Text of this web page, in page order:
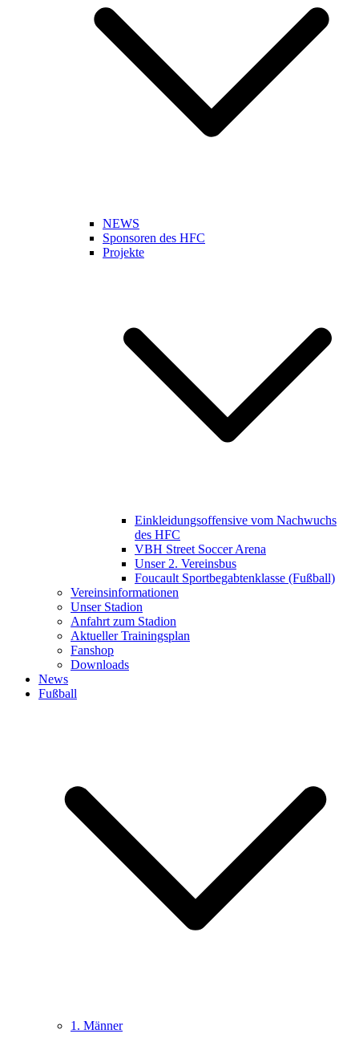
NEWS
Sponsoren des HFC
Projekte
Einkleidungsoffensive vom Nachwuchs
des HFC
VBH Street Soccer Arena
Unser 2. Vereinsbus
Foucault Sportbegabtenklasse (Fußball)
Vereinsinformationen
Unser Stadion
Anfahrt zum Stadion
Aktueller Trainingsplan
Fanshop
Downloads
News
Fußball
1. Männer